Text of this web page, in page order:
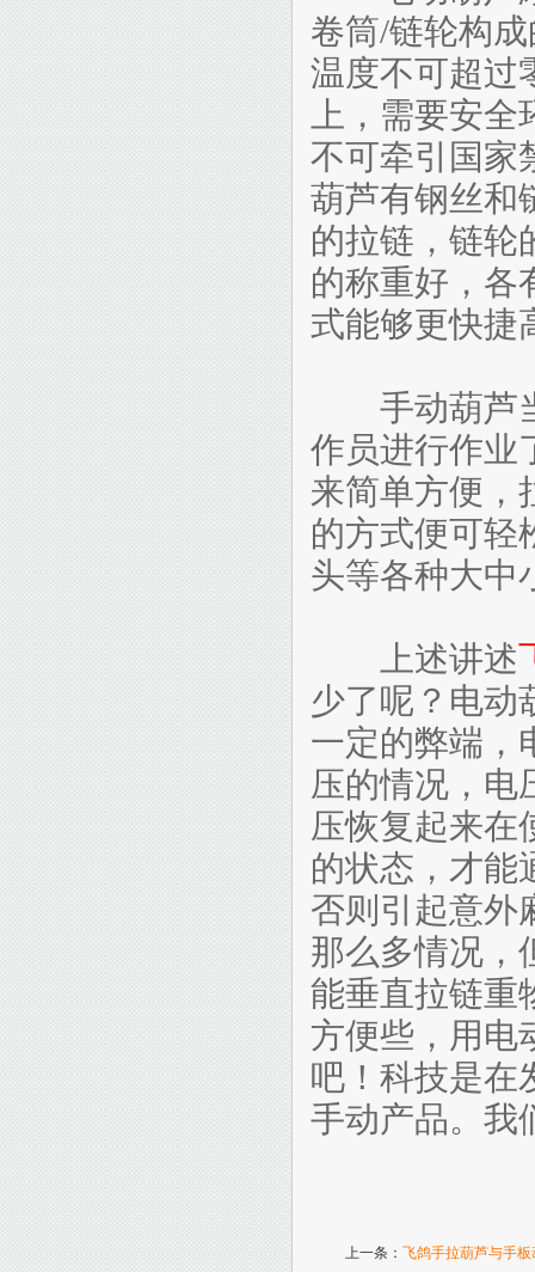
卷筒/链轮构
温度不可超过
上，需要安
不可牵引国家
葫芦有钢丝和
的拉链，链轮
的称重好，各
式能够更快捷
手动葫芦当
作员进行作业
来简单方便，
的方式便可轻
头等各种大中
上述讲述
少了呢？电动
一定的弊端，
压的情况，电
压恢复起来在
的状态，才能
否则引起意外
那么多情况，
能垂直拉链重
方便些，用电
吧！科技是在
手动产品。我
上一条： 飞鸽手拉葫芦与手